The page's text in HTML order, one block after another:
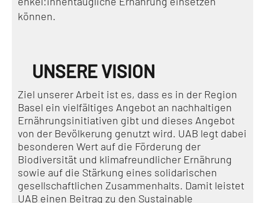
UNSERE VISION
können.
Ziel unserer Arbeit ist es, dass es in der Region
Basel ein vielfältiges Angebot an nachhaltigen
Ernährungsinitiativen gibt und dieses Angebot
von der Bevölkerung genutzt wird. UAB legt dabei
besonderen Wert auf die Förderung der
Biodiversität und klimafreundlicher Ernährung
sowie auf die Stärkung eines solidarischen
gesellschaftlichen Zusammenhalts. Damit leistet
UAB einen Beitrag zu den Sustainable